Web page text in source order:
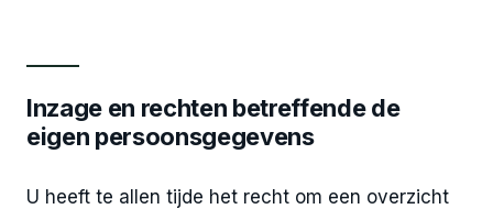
Inzage en rechten betreffende de
eigen persoonsgegevens
U heeft te allen tijde het recht om een overzicht